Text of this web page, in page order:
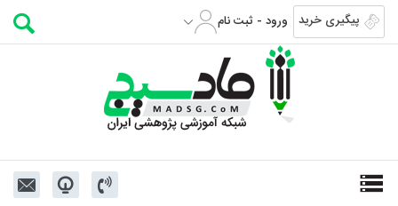
پیگیری خرید ورود - ثبت نام